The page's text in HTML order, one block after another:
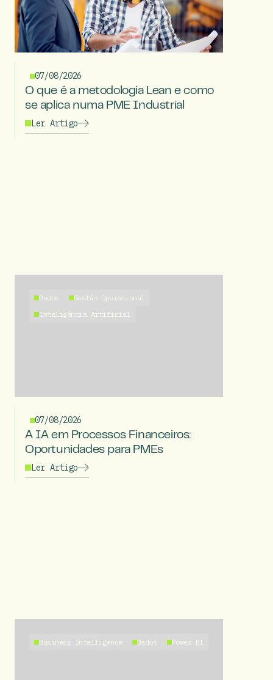
07/08/2026
O que é a metodologia Lean e como
se aplica numa PME Industrial
Ler Artigo
Dados
Gestão Operacional
Inteligência Artificial
07/08/2026
A IA em Processos Financeiros:
Oportunidades para PMEs
Ler Artigo
Business Intelligence Dados Power BI